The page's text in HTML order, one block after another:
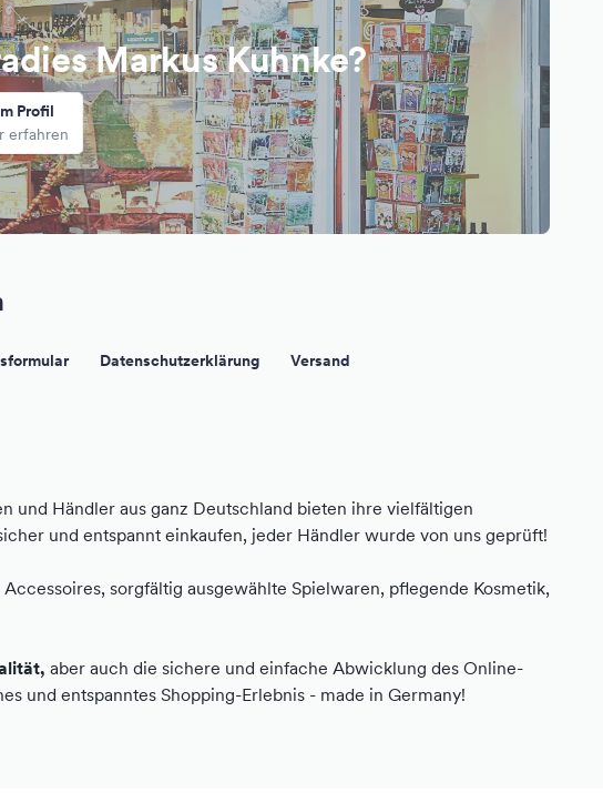
Markus Kuhnke?
Profil
erfahren
Datenschutzerklärung Versand
und Händler aus ganz Deutschland bieten ihre vielfältigen
und entspannt einkaufen, jeder Händler wurde von uns geprüft!
sorgfältig ausgewählte Spielwaren, pflegende Kosmetik,
aber auch die sichere und einfache Abwicklung des Online-
und entspanntes Shopping-Erlebnis - made in Germany!